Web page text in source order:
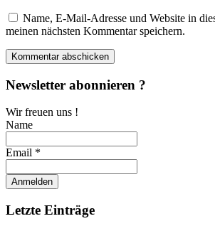
Name, E-Mail-Adresse und Website in
meinen nächsten Kommentar speichern.
Newsletter abonnieren ?
Wir freuen uns !
Name
Email *
Letzte Einträge